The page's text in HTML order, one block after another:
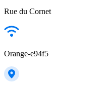
Rue du Cornet
Orange-e94f5